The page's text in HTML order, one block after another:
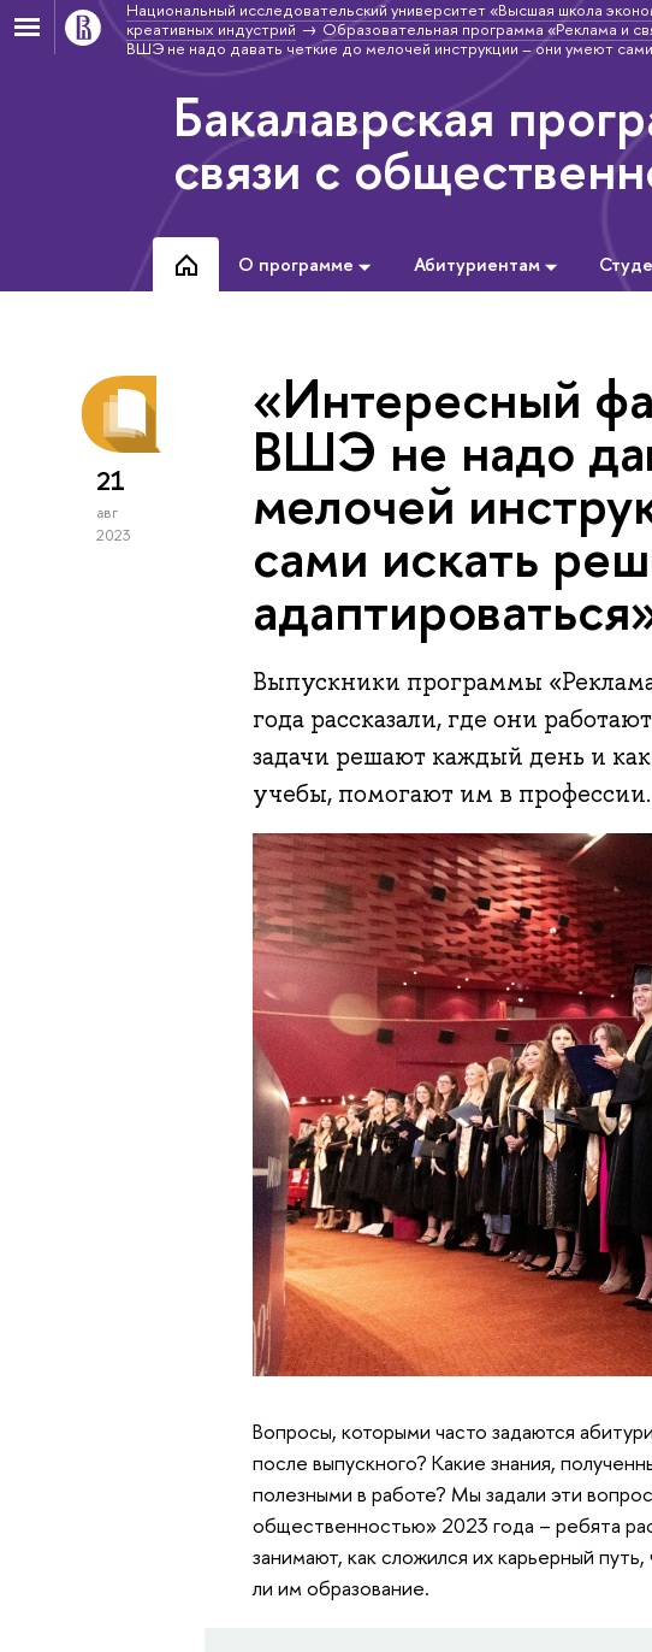
Национальный исследовательский университет «Высшая школа
креативных индустрий
Образовательная программа «Реклама и
ВШЭ не надо давать четкие до мелочей инструкции – они умеют
Бакалаврская
связи с
О программе Абитуриентам
21
авг
2023
«Интересный
ВШЭ не надо
мелочей
сами искать
Выпускники программы
года рассказали, где они
задачи решают каждый день и
учебы, помогают им в профессии.
Вопросы, которыми часто задаются
после выпускного? Какие знания,
полезными в работе? Мы задали эти
общественностью» 2023 года – ребята
занимают, как сложился их карьерный
ли им образование.